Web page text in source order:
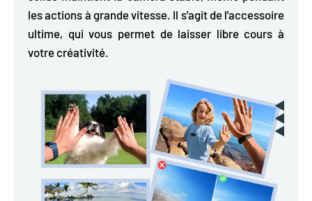
les actions à grande vitesse. Il s'agit de l'accessoire
ultime, qui vous permet de laisser libre cours à
votre créativité.